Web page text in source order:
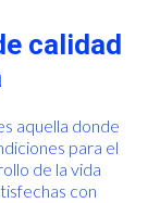
calidad
aquella donde
para el
de la vida
con